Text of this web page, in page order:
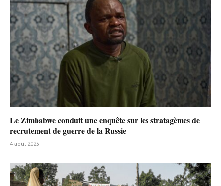
Le Zimbabwe conduit une enquête sur les stratagèmes de
recrutement de guerre de la Russie
4 août 2026